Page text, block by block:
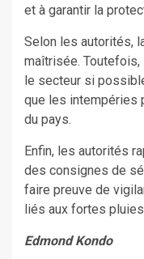
et à garantir la
Selon les autorités,
maîtrisée.
le secteur si
que les intempéries
du pays.
Enfin, les autorités
des consignes de
faire preuve de
liés aux fortes
Edmond Kondo